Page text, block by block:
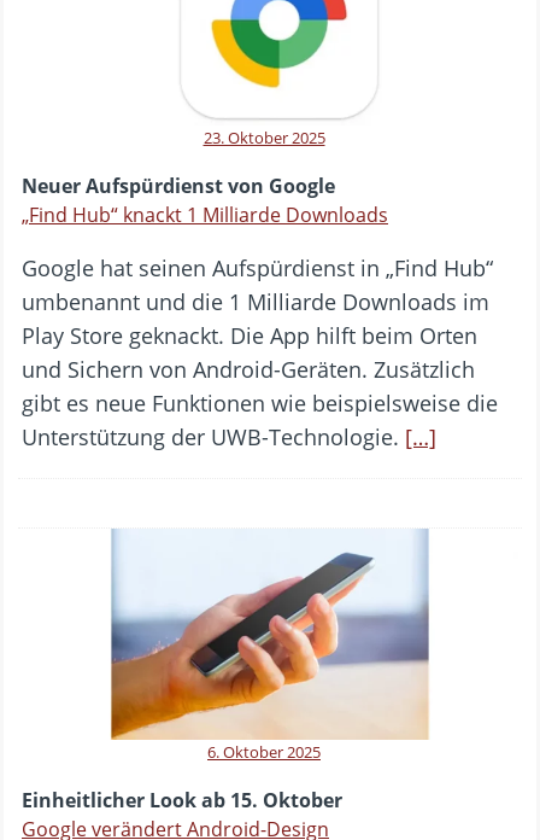
23. Oktober 2025
Neuer Aufspürdienst von Google
„Find Hub“ knackt 1 Milliarde Downloads
Google hat seinen Aufspürdienst in „Find Hub“
umbenannt und die 1 Milliarde Downloads im
Play Store geknackt. Die App hilft beim Orten
und Sichern von Android-Geräten. Zusätzlich
gibt es neue Funktionen wie beispielsweise die
Unterstützung der UWB-Technologie. […]
6. Oktober 2025
Einheitlicher Look ab 15. Oktober
Google verändert Android-Design